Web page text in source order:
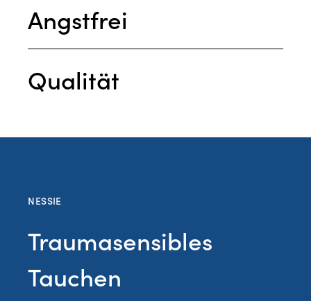
Angstfrei
Qualität
NESSIE
Traumasensibles
Tauchen